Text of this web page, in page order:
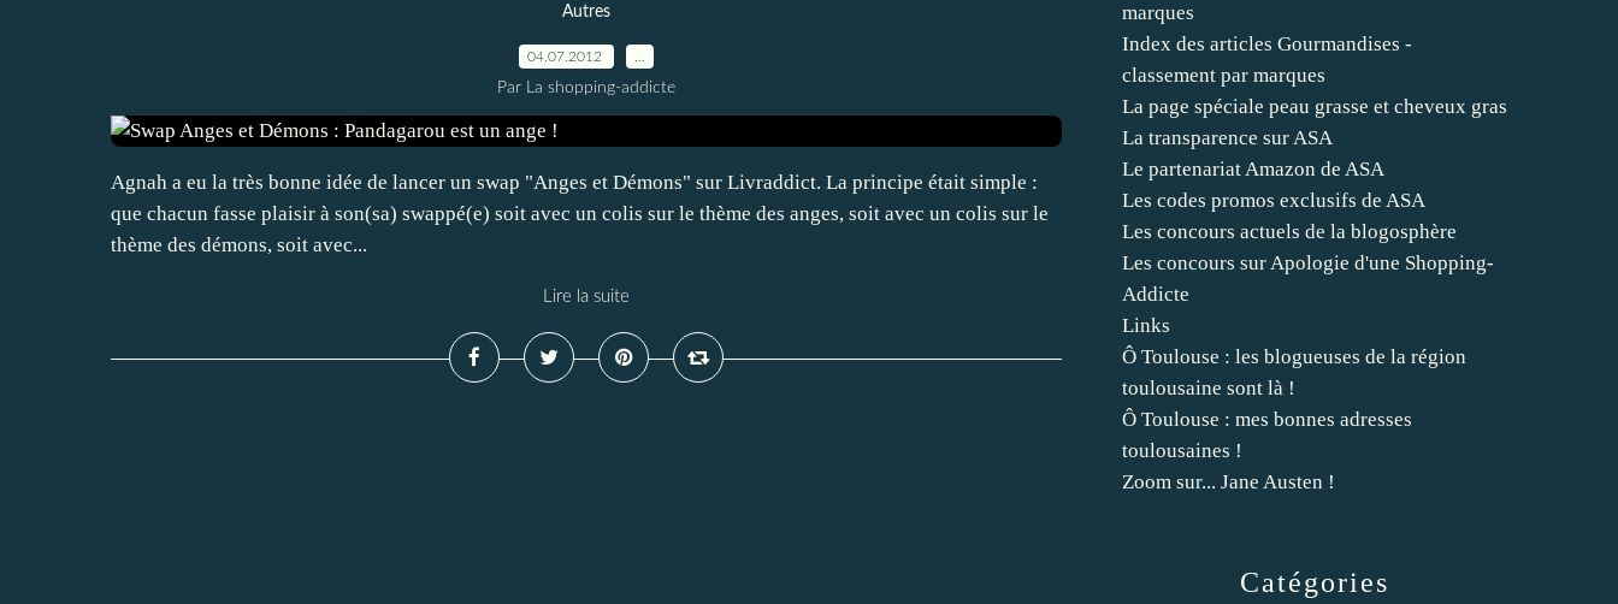
Autres
04.07.2012
Par La shopping-addicte
Agnah a eu la très bonne idée de lancer un swap "Anges et Démons" sur Livraddict. La principe était simple :
que chacun fasse plaisir à son(sa) swappé(e) soit avec un colis sur le thème des anges, soit avec un colis sur le
thème des démons, soit avec...
Lire la suite
Catégories
marques
Index des articles Gourmandises -
classement par marques
La page spéciale peau grasse et cheveux gras
La transparence sur ASA
Le partenariat Amazon de ASA
Les codes promos exclusifs de ASA
Les concours actuels de la blogosphère
Les concours sur Apologie d'une Shopping-
Addicte
Links
Ô Toulouse : les blogueuses de la région
toulousaine sont là !
Ô Toulouse : mes bonnes adresses
toulousaines !
Zoom sur... Jane Austen !